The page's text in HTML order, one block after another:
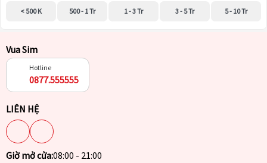
< 500 K 500 - 1 Tr 1 - 3 Tr 3 - 5 Tr 5 - 10 Tr
Vua Sim
Hotline
0877.555555
LIÊN HỆ
Giờ mở cửa:08:00 - 21:00